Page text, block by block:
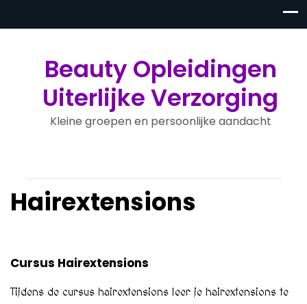
Beauty Opleidingen
Uiterlijke Verzorging
Kleine groepen en persoonlijke aandacht
Hairextensions
Cursus Hairextensions
Tijdens de cursus hairextensions leer je hairextensions te